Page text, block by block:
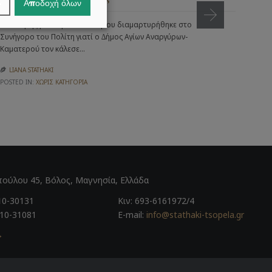
Ιδιοκτήτης µισθωµένου ακινήτου διαµαρτυρήθηκε στο
Συνήγορο του Πολίτη γιατί ο ∆ήµος Αγίων Αναργύρων-
Καµατερού τον κάλεσε…
 LIANA STATHAKI
POSTED IN: ΧΩΡΊΣ ΚΑΤΗΓΟΡΊΑ
45, Βόλος, Μαγνησία, Ελλάδα
30131
31081
Κιν: 693-6161972/4
E-mail: info@stathaki-tsopela.gr
Αποδοχή όλων